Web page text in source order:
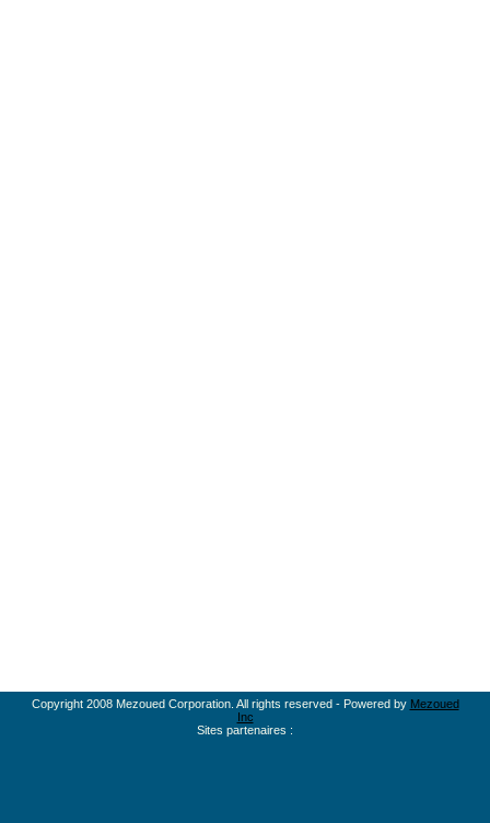
Copyright 2008 Mezoued Corporation. All rights reserved - Powered by Mezoued
Inc
Sites partenaires :